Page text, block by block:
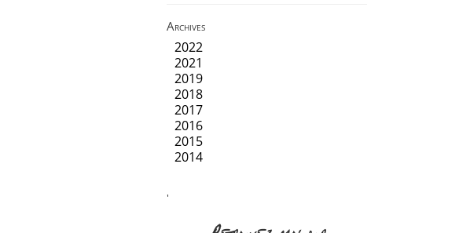
Archives
2022
2021
2019
2018
2017
2016
2015
2014
'